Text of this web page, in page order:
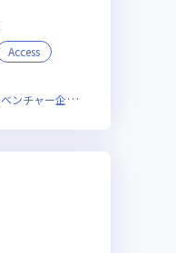
Access
ベンチャー企業